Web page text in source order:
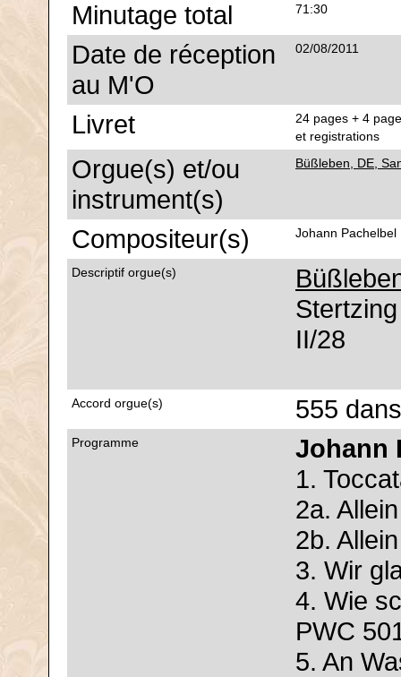
Minutage total 71:30
Date de réception
au M'O
02/08/2011
Livret
24 pages + 4
et registrations
Orgue(s) et/ou
instrument(s)
Büßleben, DE,
Compositeur(s) Johann Pachelbel
Descriptif orgue(s)
II/28
Accord orgue(s) 555
Programme
Johann
1.
2a.
2b.
3. Wir
4. Wie
PWC
5. An